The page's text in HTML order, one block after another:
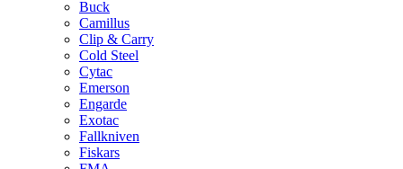
Buck
Camillus
Clip & Carry
Cold Steel
Cytac
Emerson
Engarde
Exotac
Fallkniven
Fiskars